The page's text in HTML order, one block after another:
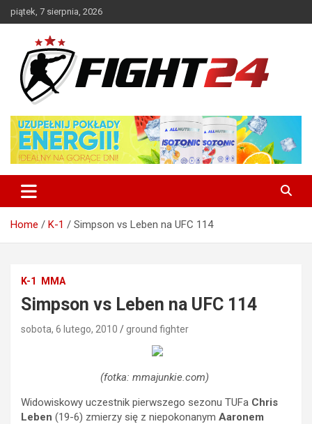
Skip
to
piątek, 7 sierpnia, 2026
FIGHT24.PL – MMA i K-1, UFC
Home K-1 Simpson vs Leben na UFC 114
K-1 MMA
Simpson vs Leben na UFC 114
sobota, 6 lutego, 2010 ground fighter
(fotka: mmajunkie.com)
Widowiskowy uczestnik pierwszego sezonu TUFa Chris
Leben (19-6) zmierzy się z niepokonanym Aaronem